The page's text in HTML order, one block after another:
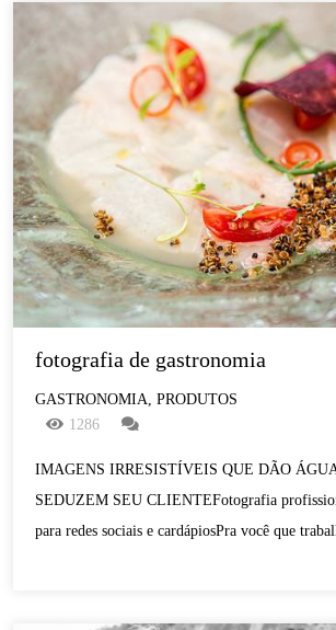
fotografia de gastronomia
GASTRONOMIA, PRODUTOS
1286
IMAGENS IRRESISTÍVEIS QUE DÃO
SEDUZEM SEU CLIENTEFotografia
para redes sociais e cardápiosPra você que